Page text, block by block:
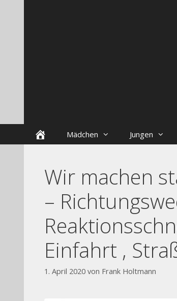
StartseiteMädchen Jungen
Wir machen
–
Einfahrt ,
1. April 2020 von Frank Holtmann